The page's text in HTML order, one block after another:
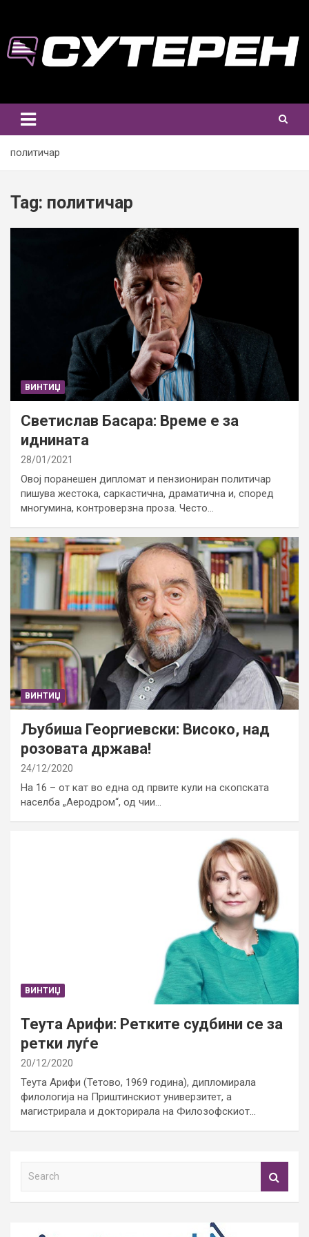
content
политичар
Tag: политичар
ВИНТИЏ
Светислав Басара: Време е за
иднината
28/01/2021
Овој поранешен дипломат и пензиониран политичар
пишува жестока, саркастична, драматична и, според
многумина, контроверзна проза. Често…
ВИНТИЏ
Љубиша Георгиевски: Високо, над
розовата држава!
24/12/2020
На 16 – от кат во една од првите кули на скопската
населба „Аеродром“, од чии…
ВИНТИЏ
Теута Арифи: Ретките судбини се за
ретки луѓе
20/12/2020
Теута Арифи (Тетово, 1969 година), дипломирала
филологија на Приштинскиот универзитет, а
магистрирала и докторирала на Филозофскиот…